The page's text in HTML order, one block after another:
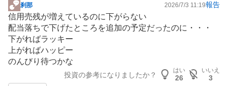
掲
示
板
記
事
刹那 2026/7/3 11:19報告
信用売残が増えているのに下がらない
配当落ちで下げたところを追加の予定だったのに・・・
下がればラッキー
上がればハッピー
のんびり待つかな
投資の参考になりましたか？
はい
26
いいえ
3